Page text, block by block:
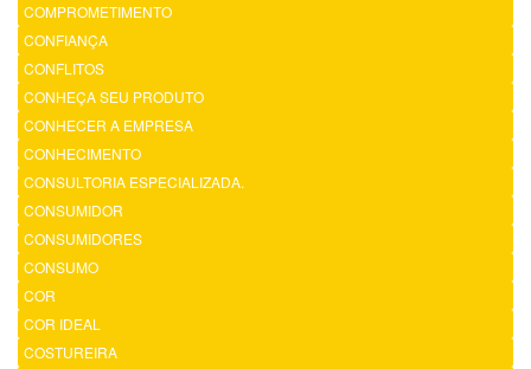
COMPROMETIMENTO
CONFIANÇA
CONFLITOS
CONHEÇA SEU PRODUTO
CONHECER A EMPRESA
CONHECIMENTO
CONSULTORIA ESPECIALIZADA.
CONSUMIDOR
CONSUMIDORES
CONSUMO
COR
COR IDEAL
COSTUREIRA